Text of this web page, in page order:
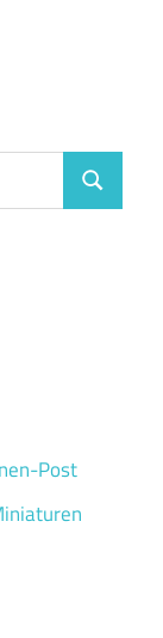
Suchen
Post